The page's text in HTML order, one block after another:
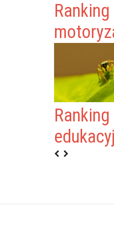
Ranking
Ranking